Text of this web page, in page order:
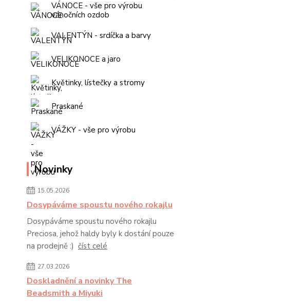
VÁNOCE - vše pro výrobu
vánočních ozdob
VALENTÝN - srdíčka a barvy
VELIKONOCE a jaro
Květinky, lístečky a stromy
Praskané
VÁŽKY - vše pro výrobu
Novinky
15.05.2026
Dosypáváme spoustu nového rokajlu
Dosypáváme spoustu nového rokajlu
Preciosa, jehož haldy byly k dostání pouze
na prodejně :) číst celé
27.03.2026
Doskladnění a novinky The
Beadsmith a Miyuki